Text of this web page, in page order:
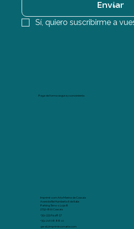
Enviar
Sí, quiero suscribirme a
Paga de forma segura y conveniente.
Imprimir com Arte Marina de Cascais
Avenida Rei Humberto II de Italia
Parking Terra -1 Loja 8
2750-800 Cascais
+351 939 64 48 57
+351 216 08 88 10
geral@imprimircomarte.com